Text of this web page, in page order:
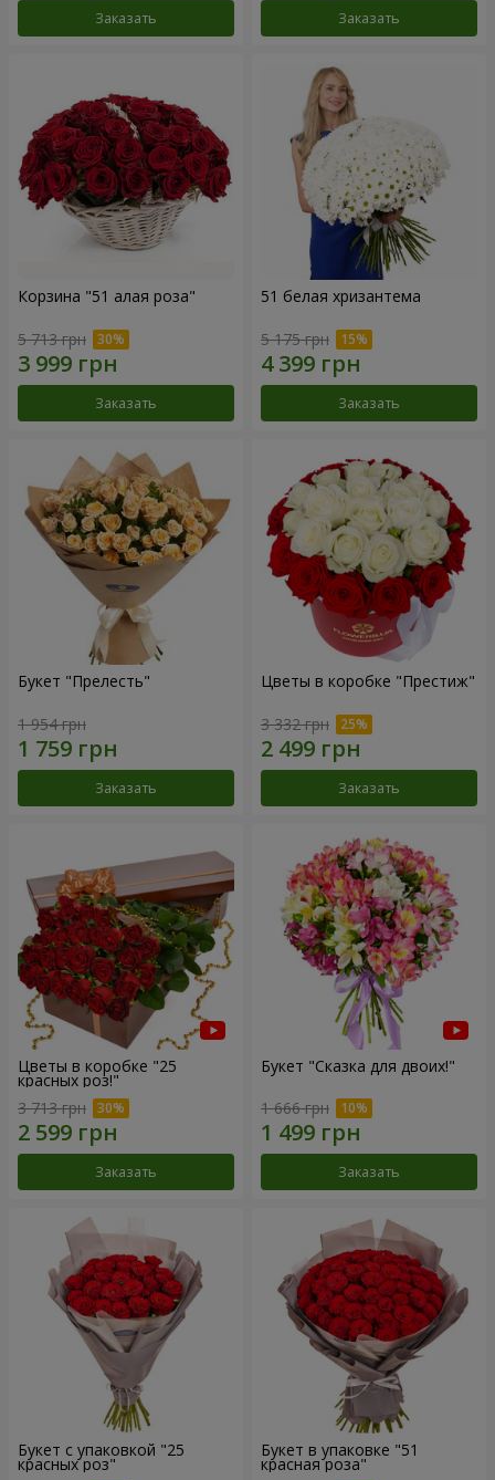
Заказать Заказать
Корзина "51 алая роза"
5 713 грн
Заказать
51 белая хризантема
5 175 грн
Заказать
Букет "Прелесть"
1 954 грн
Заказать
Цветы в коробке "Престиж"
3 332 грн
Заказать
Цветы в коробке "25
красных роз!"
3 713 грн
Заказать
Букет "Сказка для двоих!"
1 666 грн
Заказать
Букет с упаковкой "25
красных роз"
Букет в упаковке "51
красная роза"